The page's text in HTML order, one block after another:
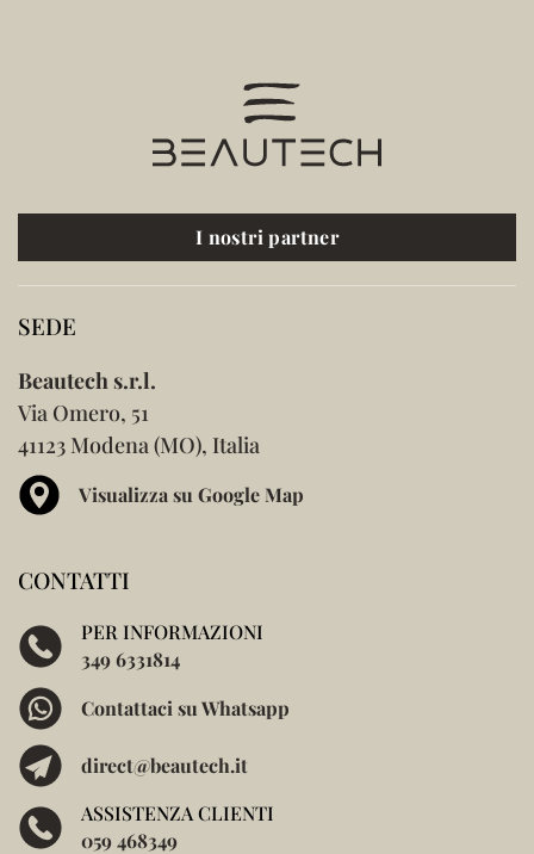
I nostri partner
SEDE
Beautech s.r.l.
Via Omero, 51
41123 Modena (MO), Italia
Visualizza su Google Map
CONTATTI
PER INFORMAZIONI
349 6331814
Contattaci su Whatsapp
direct@beautech.it
ASSISTENZA CLIENTI
059 468349